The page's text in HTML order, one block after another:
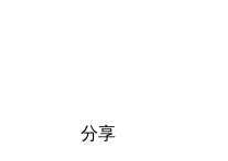
分享